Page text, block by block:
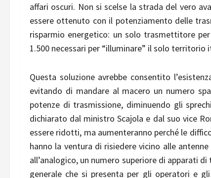
affari oscuri. Non si scelse la strada del vero
essere ottenuto con il potenziamento delle
risparmio energetico: un solo trasmettitore
1.500 necessari per “illuminare” il solo territorio
Questa soluzione avrebbe consentito
evitando di mandare al macero un numero
potenze di trasmissione, diminuendo gli
dichiarato dal ministro Scajola e dal suo vice
essere ridotti, ma aumenteranno perché le
hanno la ventura di risiedere vicino alle
all’analogico, un numero superiore di apparati
generale che si presenta per gli operatori e